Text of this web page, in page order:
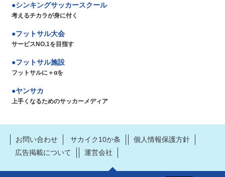
シンキングサッカースクール
考えるチカラが身に付く
フットサル大会
サービスNO.1を目指す
フットサル施設
フットサルに＋αを
ヤンサカ
上手くなるためのサッカーメディア
お問い合わせ サカイク10か条
個人情報保護方針
広告掲載について
運営会社